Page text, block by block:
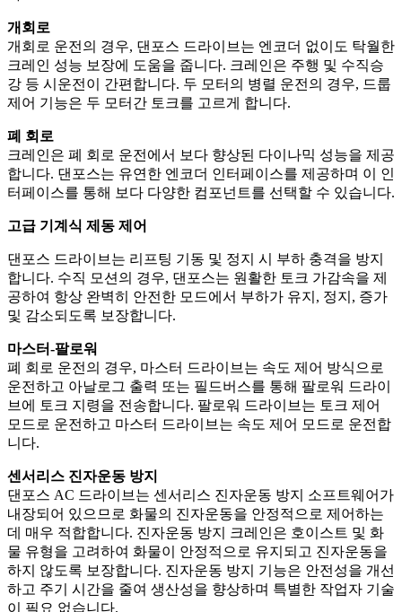
개회로
개회로 운전의 경우, 댄포스 드라이브는 엔코더 없이도 탁월한
크레인 성능 보장에 도움을 줍니다. 크레인은 주행 및 수직승
강 등 시운전이 간편합니다. 두 모터의 병렬 운전의 경우, 드룹
제어 기능은 두 모터간 토크를 고르게 합니다.
폐 회로
크레인은 폐 회로 운전에서 보다 향상된 다이나믹 성능을 제공
합니다. 댄포스는 유연한 엔코더 인터페이스를 제공하며 이 인
터페이스를 통해 보다 다양한 컴포넌트를 선택할 수 있습니다.
고급 기계식 제동 제어
댄포스 드라이브는 리프팅 기동 및 정지 시 부하 충격을 방지
합니다. 수직 모션의 경우, 댄포스는 원활한 토크 가감속을 제
공하여 항상 완벽히 안전한 모드에서 부하가 유지, 정지, 증가
및 감소되도록 보장합니다.
마스터-팔로워
폐 회로 운전의 경우, 마스터 드라이브는 속도 제어 방식으로
운전하고 아날로그 출력 또는 필드버스를 통해 팔로워 드라이
브에 토크 지령을 전송합니다. 팔로워 드라이브는 토크 제어
모드로 운전하고 마스터 드라이브는 속도 제어 모드로 운전합
니다.
센서리스 진자운동 방지
댄포스 AC 드라이브는 센서리스 진자운동 방지 소프트웨어가
내장되어 있으므로 화물의 진자운동을 안정적으로 제어하는
데 매우 적합합니다. 진자운동 방지 크레인은 호이스트 및 화
물 유형을 고려하여 화물이 안정적으로 유지되고 진자운동을
하지 않도록 보장합니다. 진자운동 방지 기능은 안전성을 개선
하고 주기 시간을 줄여 생산성을 향상하며 특별한 작업자 기술
이 필요 없습니다.